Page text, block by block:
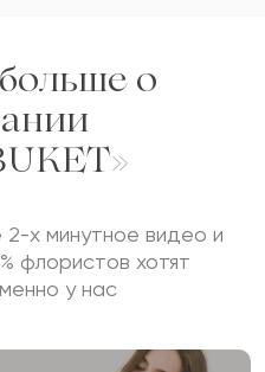
ОТЗЫВ
о
х минутное видео и
флористов хотят
у нас